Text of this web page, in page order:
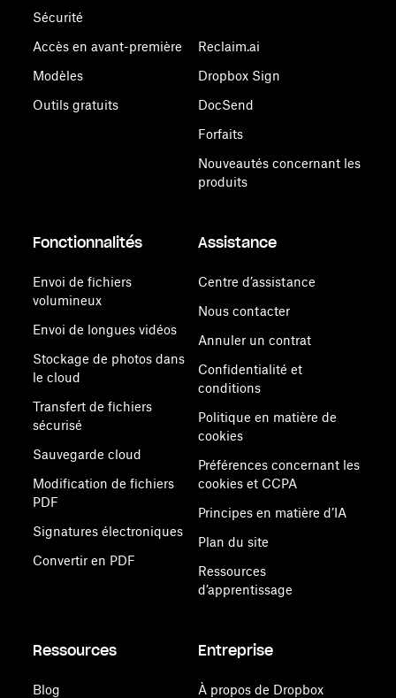
Sécurité
Accès en avant-première
Modèles
Outils gratuits
Reclaim.ai
Dropbox Sign
DocSend
Forfaits
Nouveautés concernant les
produits
Fonctionnalités
Envoi de fichiers
volumineux
Envoi de longues vidéos
Stockage de photos dans
le cloud
Transfert de fichiers
sécurisé
Sauvegarde cloud
Modification de fichiers
PDF
Signatures électroniques
Convertir en PDF
Assistance
Centre d’assistance
Nous contacter
Annuler un contrat
Confidentialité et
conditions
Politique en matière de
cookies
Préférences concernant les
cookies et CCPA
Principes en matière d’IA
Plan du site
Ressources
d’apprentissage
Ressources
Blog
Entreprise
À propos de Dropbox